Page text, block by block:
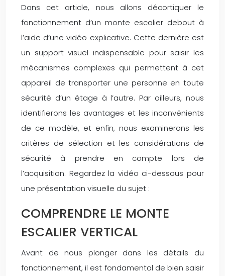
Dans cet article, nous allons décortiquer le
fonctionnement d’un monte escalier debout à
l’aide d’une vidéo explicative. Cette dernière est
un support visuel indispensable pour saisir les
mécanismes complexes qui permettent à cet
appareil de transporter une personne en toute
sécurité d’un étage à l’autre. Par ailleurs, nous
identifierons les avantages et les inconvénients
de ce modèle, et enfin, nous examinerons les
critères de sélection et les considérations de
sécurité à prendre en compte lors de
l’acquisition. Regardez la vidéo ci-dessous pour
une présentation visuelle du sujet :
COMPRENDRE LE MONTE
ESCALIER VERTICAL
Avant de nous plonger dans les détails du
fonctionnement, il est fondamental de bien saisir